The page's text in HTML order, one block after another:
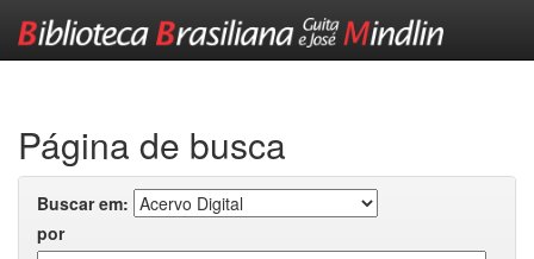
Página de busca
Buscar em:
por